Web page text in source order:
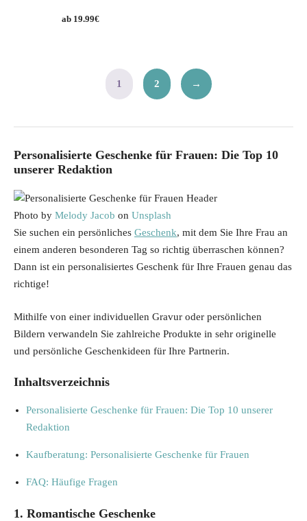
19.99€
1 2 →
Personalisierte Geschenke für Frauen: Die Top 10
unserer Redaktion
Photo by Melody Jacob on Unsplash
Sie suchen ein persönliches Geschenk, mit dem Sie Ihre Frau an
einem anderen besonderen Tag so richtig überraschen können?
Dann ist ein personalisiertes Geschenk für Ihre Frauen genau das
richtige!
Mithilfe von einer individuellen Gravur oder persönlichen
Bildern verwandeln Sie zahlreiche Produkte in sehr originelle
und persönliche Geschenkideen für Ihre Partnerin.
Inhaltsverzeichnis
Personalisierte Geschenke für Frauen: Die Top 10 unserer
Redaktion
Kaufberatung: Personalisierte Geschenke für Frauen
FAQ: Häufige Fragen
1. Romantische Geschenke